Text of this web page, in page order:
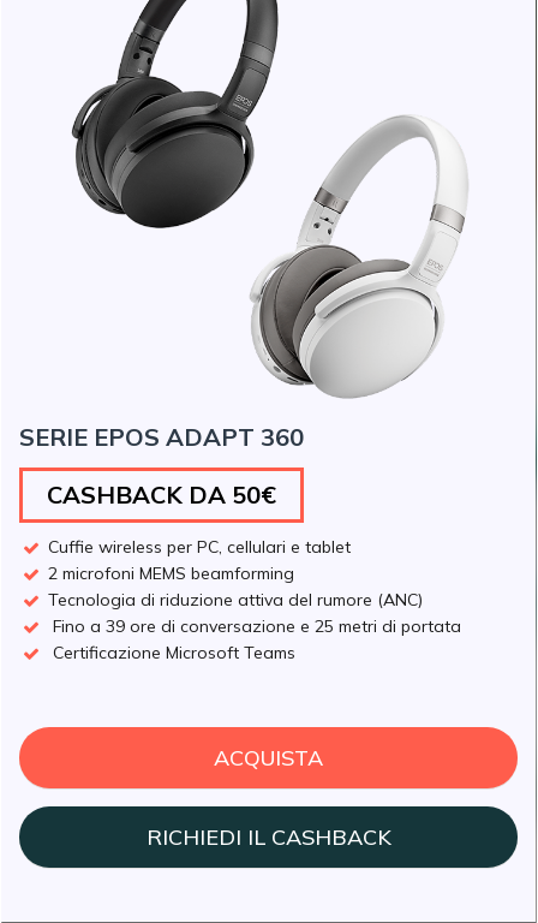
SERIE EPOS ADAPT 360
CASHBACK DA 50€
Cuffie wireless per PC, cellulari e tablet
2 microfoni MEMS beamforming
Tecnologia di riduzione attiva del rumore (ANC)
Fino a 39 ore di conversazione e 25 metri di portata
Certificazione Microsoft Teams
ACQUISTA
RICHIEDI IL CASHBACK